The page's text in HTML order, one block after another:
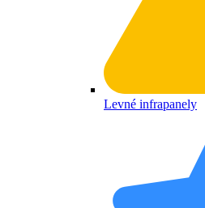
Levné infrapanely